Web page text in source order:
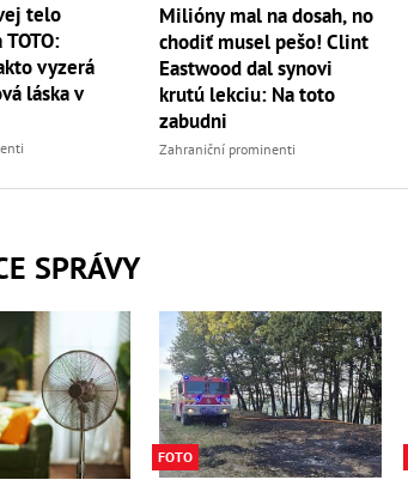
telo
vyzerá
láska v
Milióny mal na dosah, no
chodiť musel pešo! Clint
Eastwood dal synovi
krutú lekciu: Na toto
zabudni
Zahraniční prominenti
SPRÁVY
FOTO